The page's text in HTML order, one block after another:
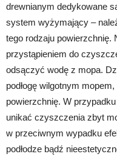
drewnianym dedykowane
system wyżymający –
tego rodzaju powierzchnię.
przystąpieniem do
odsączyć wodę z mopa.
podłogę wilgotnym
powierzchnię. W
unikać czyszczenia zbyt
w przeciwnym wypadku
podłodze bądź